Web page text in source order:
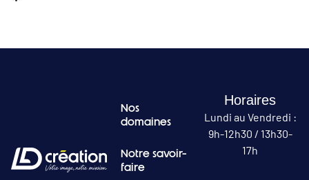
Nos
domaines
Notre savoir-
faire
Horaires
Lundi au Vendredi :
9h-12h30 / 13h30-
17h